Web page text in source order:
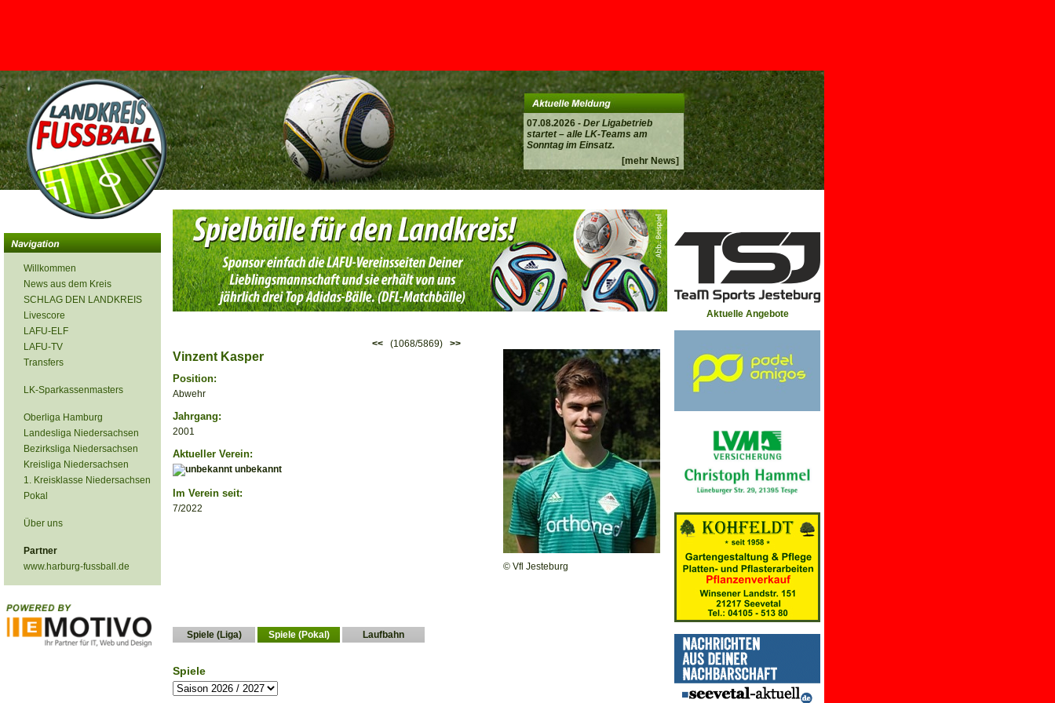
07.08.2026 - Der Ligabetrieb
startet – alle LK-Teams am
Sonntag im Einsatz.
[mehr News]
<
Willkommen
News aus dem Kreis
SCHLAG DEN LANDKREIS
Livescore
LAFU-ELF
LAFU-TV
Transfers
LK-Sparkassenmasters
Oberliga Hamburg
Landesliga Niedersachsen
Bezirksliga Niedersachsen
Kreisliga Niedersachsen
1. Kreisklasse Niedersachsen
Pokal
Über uns
Partner
www.harburg-fussball.de
<< (1068/5869) >>
© Vfl Jesteburg
Vinzent Kasper
Position:
Abwehr
Jahrgang:
2001
Aktueller Verein:
unbekannt
Im Verein seit:
7/2022
Spiele (Liga) Spiele (Pokal) Laufbahn
Spiele
Aktuelle Angebote